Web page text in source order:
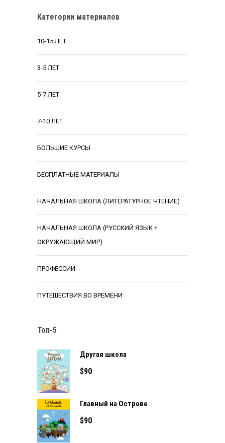
Категории материалов
10-15 ЛЕТ
3-5 ЛЕТ
5-7 ЛЕТ
7-10 ЛЕТ
БОЛЬШИЕ КУРСЫ
БЕСПЛАТНЫЕ МАТЕРИАЛЫ
НАЧАЛЬНАЯ ШКОЛА (ЛИТЕРАТУРНОЕ ЧТЕНИЕ)
НАЧАЛЬНАЯ ШКОЛА (РУССКИЙ ЯЗЫК +
ОКРУЖАЮЩИЙ МИР)
ПРОФЕССИИ
ПУТЕШЕСТВИЯ ВО ВРЕМЕНИ
Топ-5
Другая школа
$90
Главный на Острове
$90